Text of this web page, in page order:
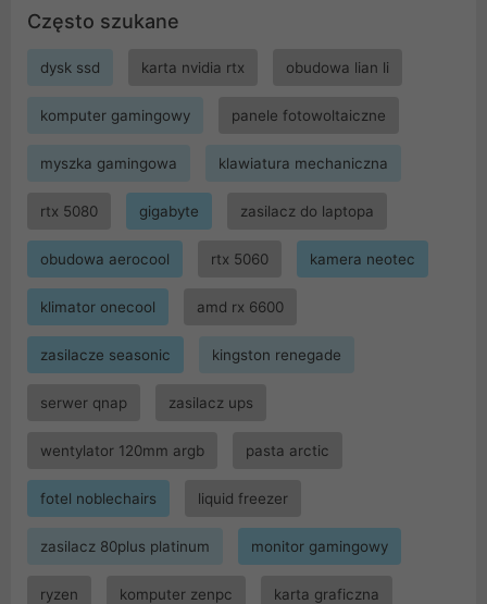
Często szukane
dysk ssd karta nvidia rtx obudowa lian li
komputer gamingowy panele fotowoltaiczne
myszka gamingowa klawiatura mechaniczna
rtx 5080 gigabyte zasilacz do laptopa
obudowa aerocool rtx 5060 kamera neotec
klimator onecool amd rx 6600
zasilacze seasonic kingston renegade
serwer qnap zasilacz ups
wentylator 120mm argb pasta arctic
fotel noblechairs liquid freezer
zasilacz 80plus platinum monitor gamingowy
ryzen komputer zenpc karta graficzna